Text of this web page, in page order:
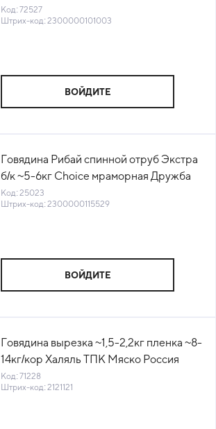
Cutsbeef™ (КОД 72527) (-18°С)
Код: 72527
Штрих-код: 2300000101003
ВОЙДИТЕ
Говядина Рибай спинной отруб Экстра
б/к ~5-6кг Choice мраморная Дружба
(КОД 25023) (-18°С)
Код: 25023
Штрих-код: 2300000115529
ВОЙДИТЕ
Говядина вырезка ~1,5-2,2кг пленка ~8-
14кг/кор Халяль ТПК Мяско Россия
(КОР) (КОД 71228) (-18°С)
Код: 71228
Штрих-код: 2121121